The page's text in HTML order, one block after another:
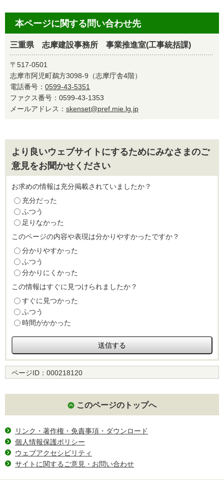
本ページに関する問い合わせ先
三重県 志摩建設事務所 事業推進室(工事統括課)
〒517-0501
志摩市阿児町鵜方3098-9（志摩庁舎4階）
電話番号： 0599-43-5351
ファクス番号：0599-43-1353
メールアドレス： skenset@pref.mie.lg.jp
より良いウェブサイトにするためにみなさまのご
意見をお聞かせください
お求めの情報は充分掲載されていましたか？
充分だった
ふつう
足りなかった
このページの内容や表現は分かりやすかったですか？
分かりやすかった
ふつう
分かりにくかった
この情報はすぐに見つけられましたか？
すぐに見つかった
ふつう
時間がかかった
ページID： 000218120
このページのトップへ
リンク・著作権・免責事項・ダウンロード
個人情報保護ポリシー
ウェブアクセシビリティ
サイトに関するご意見・お問い合わせ